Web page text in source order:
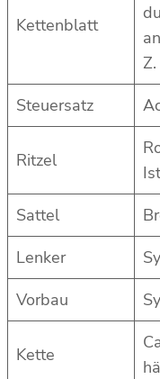
Kettenblatt
Z.
Steuersatz
Ritzel
Sattel
Lenker
Vorbau
Kette